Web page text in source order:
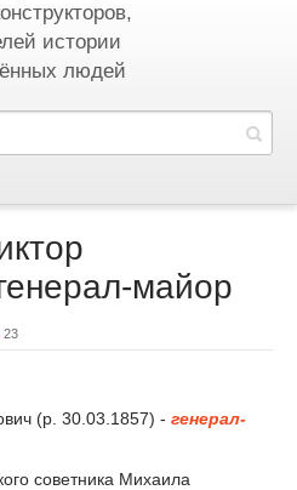
истории
людей
майор
23
(р. 30.03.1857) - генерал-
советника Михаила